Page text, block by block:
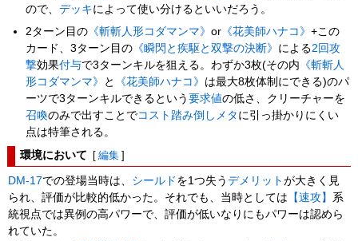
ので、デッキによって使い分けるといいだろう。
2ターン目の 《斬斬人形コダマンマ》or 《花美師ハナコ》+この
カード、3ターン目の 《瞬閃と疾駆と双撃の決断》 による2回攻
撃効果付与で3ターンキルを狙える。わずか3枚(その内 《斬斬人
形コダマンマ》
と 《花美師ハナコ》 は最大8枚体制にできる)のパ
ーツで3ターンキルできるという要求値の低さ、クリーチャーを
召喚のみで出すことでコスト踏み倒しメタ に引っ掛かりにくい
点は特筆される。
環境において [ 編集 ]
DM-17での登場当時は、 シールド を1つ失うデメリットが大きく見
られ、評価が比較的低かった。それでも、当時としては 【速攻】 系
統視点では異例の高パワーで、評価が低いなりにもパワーは認めら
れていた。